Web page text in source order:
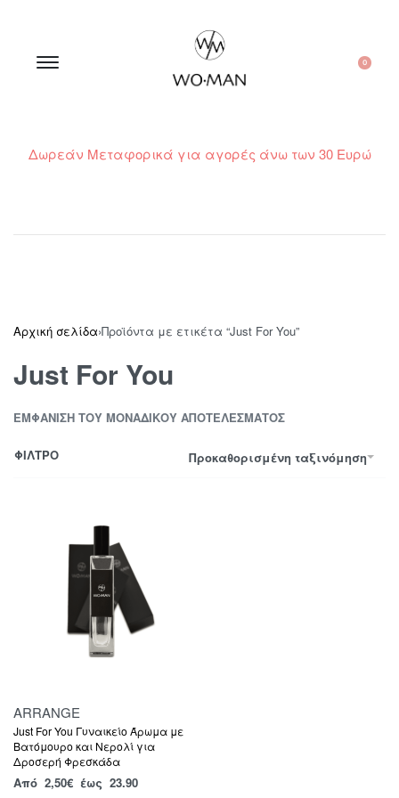
0
Δωρεάν Μεταφορικά για αγορές άνω των 30 Ευρώ
Αρχική σελίδα›Προϊόντα με ετικέτα “Just For You”
Just For You
ΕΜΦΆΝΙΣΗ ΤΟΥ ΜΟΝΑΔΙΚΟΎ ΑΠΟΤΕΛΈΣΜΑΤΟΣ
Προκαθορισμένη ταξινόμηση
ΦΙΛΤΡΟ
ARRANGE
Just For You Γυναικείο Άρωμα με
Βατόμουρο και Νερολί για
Δροσερή Φρεσκάδα
Από 2,50€ έως 23.90